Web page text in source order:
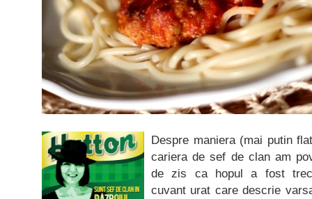
Despre maniera (mai putin
cariera de sef de clan am
de zis ca hopul a fost
cuvant urat care descrie